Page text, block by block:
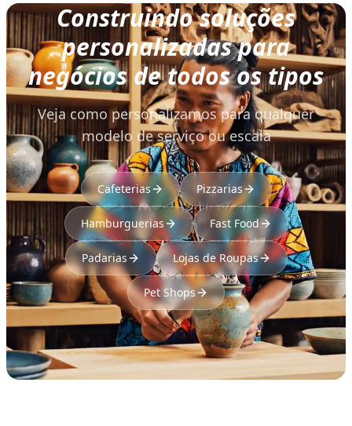
Construindo soluções
personalizadas para
negócios de todos os tipos
Veja como personalizamos para qualquer
modelo de serviço ou escala
Cafeterias Pizzarias
Hamburguerias Fast Food
Padarias Lojas de Roupas
Pet Shops